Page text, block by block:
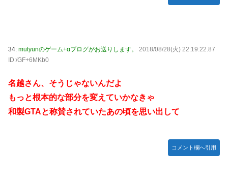
34: mutyunのゲーム+αブログがお送りします。
2018/08/28(火) 22:19:22.87
ID:/GF+6MKb0
名越さん、そうじゃないんだよ
もっと根本的な部分を変えていかなきゃ
和製GTAと称賛されていたあの頃を思い出して
コメント欄へ引用